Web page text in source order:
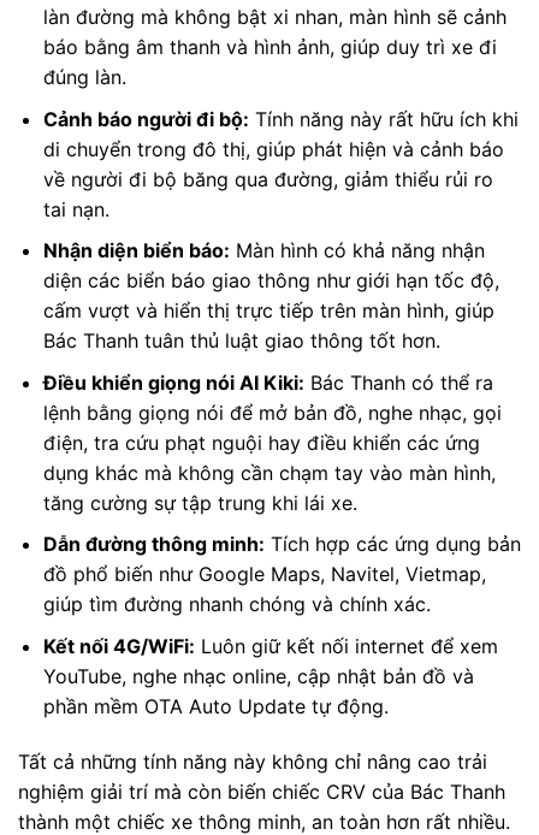
làn đường mà không bật xi nhan, màn hình sẽ cảnh
báo bằng âm thanh và hình ảnh, giúp duy trì xe đi
đúng làn.
Cảnh báo người đi bộ: Tính năng này rất hữu ích khi
di chuyển trong đô thị, giúp phát hiện và cảnh báo
về người đi bộ băng qua đường, giảm thiểu rủi ro
tai nạn.
Nhận diện biển báo: Màn hình có khả năng nhận
diện các biển báo giao thông như giới hạn tốc độ,
cấm vượt và hiển thị trực tiếp trên màn hình, giúp
Bác Thanh tuân thủ luật giao thông tốt hơn.
Điều khiển giọng nói AI Kiki: Bác Thanh có thể ra
lệnh bằng giọng nói để mở bản đồ, nghe nhạc, gọi
điện, tra cứu phạt nguội hay điều khiển các ứng
dụng khác mà không cần chạm tay vào màn hình,
tăng cường sự tập trung khi lái xe.
Dẫn đường thông minh: Tích hợp các ứng dụng bản
đồ phổ biến như Google Maps, Navitel, Vietmap,
giúp tìm đường nhanh chóng và chính xác.
Kết nối 4G/WiFi: Luôn giữ kết nối internet để xem
YouTube, nghe nhạc online, cập nhật bản đồ và
phần mềm OTA Auto Update tự động.
Tất cả những tính năng này không chỉ nâng cao trải
nghiệm giải trí mà còn biến chiếc CRV của Bác Thanh
thành một chiếc xe thông minh, an toàn hơn rất nhiều.